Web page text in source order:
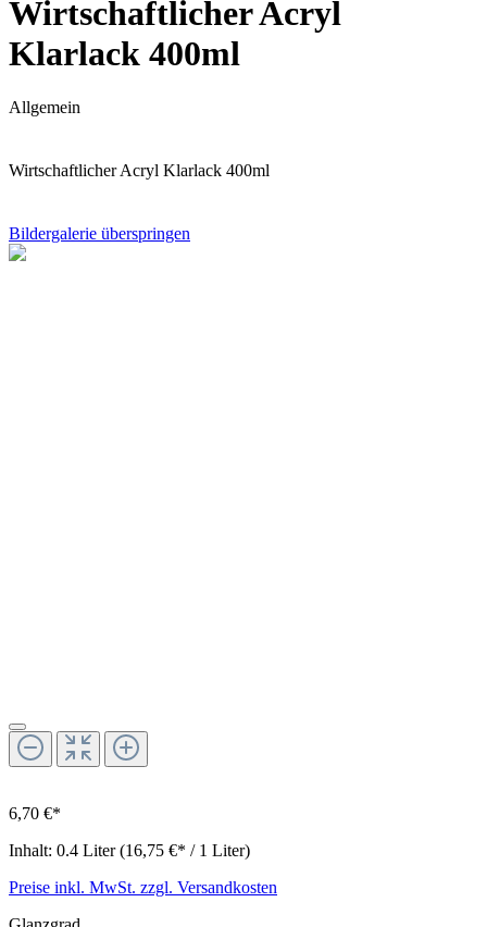
Wirtschaftlicher Acryl
Klarlack 400ml
Allgemein
Wirtschaftlicher Acryl Klarlack 400ml
Bildergalerie überspringen
6,70 €*
Inhalt: 0.4 Liter(16,75 €* / 1 Liter)
Preise inkl. MwSt. zzgl. Versandkosten